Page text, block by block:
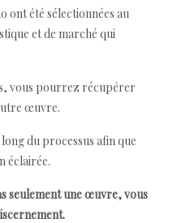
ont été sélectionnées au
et de marché qui
vous pourrez récupérer
œuvre.
du processus afin que
éclairée.
seulement une œuvre, vous